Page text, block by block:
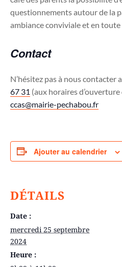
questionnements autour de la
ambiance conviviale et en
Contact
N’hésitez pas à nous contacter
67 31 (aux horaires
ccas@mairie-pechabou.fr
Ajouter au calendrier
DÉTAILS
Date :
mercredi 25 septembre
2024
Heure :